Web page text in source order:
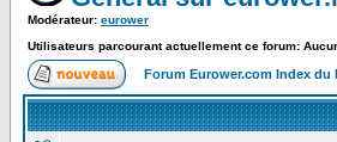
Modérateur: eurower
Utilisateurs parcourant actuellement ce forum:
Forum Eurower.com Index du